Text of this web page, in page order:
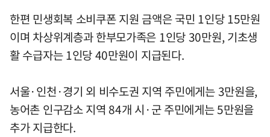
한편 민생회복 소비쿠폰 지원 금액은 국민 1인당 15만원
이며 차상위계층과 한부모가족은 1인당 30만원, 기초생
활 수급자는 1인당 40만원이 지급된다.
서울·인천·경기 외 비수도권 지역 주민에게는 3만원을,
농어촌 인구감소 지역 84개 시·군 주민에게는 5만원을
추가 지급한다.